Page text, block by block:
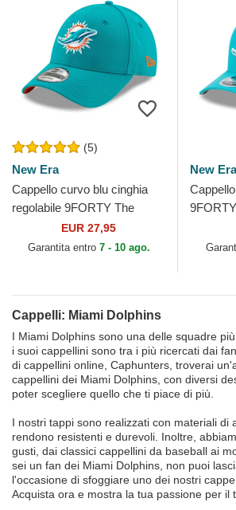
(5)
New Era
Cappello curvo blu cinghia
regolabile 9FORTY The
League dei Miami Dolphins
NFL di New Era
EUR 27,95
Garantita entro 7 - 10 ago.
New Era
Miami
Era
Cappelli: Miami Dolphins
I Miami Dolphins sono una delle squadre
i suoi cappellini sono tra i più ricercati dai
di cappellini online, Caphunters, troverai
cappellini dei Miami Dolphins, con diversi
poter scegliere quello che ti piace di più.
I nostri tappi sono realizzati con materiali di
rendono resistenti e durevoli. Inoltre,
gusti, dai classici cappellini da baseball ai
sei un fan dei Miami Dolphins, non puoi
l'occasione di sfoggiare uno dei nostri
Acquista ora e mostra la tua passione per il